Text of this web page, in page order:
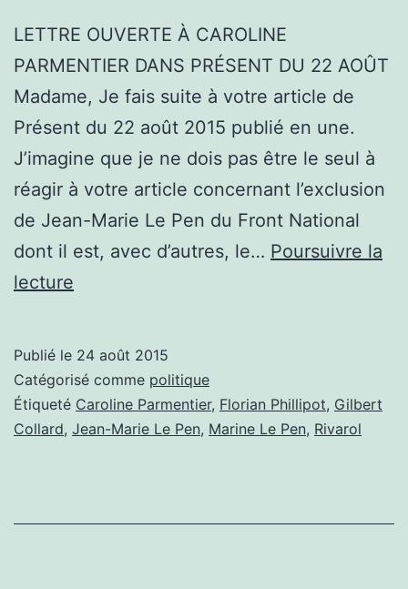
CHEZ
LETTRE OUVERTE À CAROLINE
PARMENTIER DANS PRÉSENT DU 22 AOÛT
Madame, Je fais suite à votre article de
Présent du 22 août 2015 publié en une.
J’imagine que je ne dois pas être le seul à
réagir à votre article concernant l’exclusion
de Jean-Marie Le Pen du Front National
dont il est, avec d’autres, le… Poursuivre la
lecture
CAROLINE
PARMENTIER
DANS
22
Publié le 24 août 2015
Catégorisé comme politique
Étiqueté Caroline Parmentier, Florian Phillipot, Gilbert
Collard, Jean-Marie Le Pen, Marine Le Pen, Rivarol